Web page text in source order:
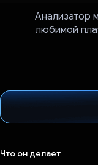
Анализатор
любимой
Что он делает